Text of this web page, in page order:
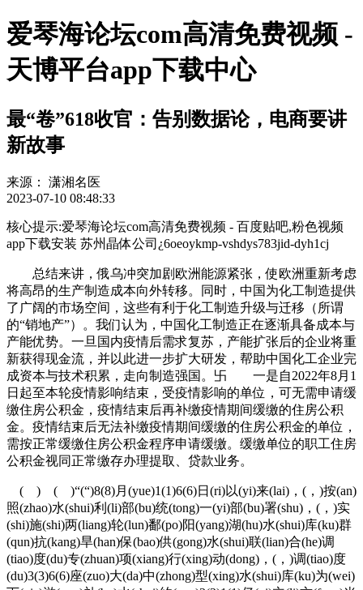
爱琴海论坛com高清免费视频 -
天博平台app下载中心
最“卷”618收官：告别数据论，电商要讲
新故事
来源：
潇湘名医
2023-07-10 08:48:33
核心提示:爱琴海论坛com高清免费视频 - 百度贴吧,粉色视频
app下载安装 苏州晶体公司¿6oeoykmp-vshdys783jid-dyh1cj
总结来讲，俄乌冲突加剧欧洲能源紧张，使欧洲重新考虑
将高昂的生产制造成本向外转移。同时，中国为化工制造提供
了广阔的市场空间，这些有利于化工制造升级与迁移（所谓
的“销地产”）。我们认为，中国化工制造正在逐渐具备成本与
产能优势。一旦国内疫情后需求复苏，产能扩张后的企业将重
新获得现金流，并以此进一步扩大研发，帮助中国化工企业完
成资本与技术积累，走向制造强国。卐 一是自2022年8月1
日起至本轮疫情影响结束，受疫情影响的单位，可无需申请缓
缴住房公积金，疫情结束后再补缴疫情期间缓缴的住房公积
金。疫情结束后无法补缴疫情期间缓缴的住房公积金的单位，
需按正常缓缴住房公积金程序申请缓缴。缓缴单位的职工住房
公积金视同正常缴存办理提取、贷款业务。
( ) ( )“(“)8(8)月(yue)1(1)6(6)日(ri)以(yi)来(lai)，(，)按(an)
照(zhao)水(shui)利(li)部(bu)统(tong)一(yi)部(bu)署(shu)，(，)实
(shi)施(shi)两(liang)轮(lun)鄱(po)阳(yang)湖(hu)水(shui)库(ku)群
(qun)抗(kang)旱(han)保(bao)供(gong)水(shui)联(lian)合(he)调
(tiao)度(du)专(zhuan)项(xiang)行(xing)动(dong)，(，)调(tiao)度
(du)3(3)6(6)座(zuo)大(da)中(zhong)型(xing)水(shui)库(ku)为(wei)